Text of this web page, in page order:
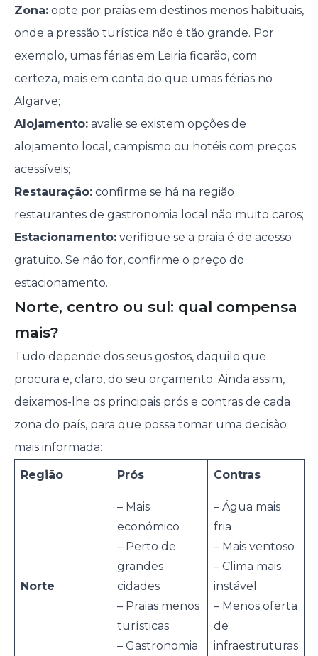
Zona:opte por praias em destinos menos habituais,
onde a pressão turística não é tão grande. Por
exemplo, umas férias em Leiria ficarão, com
certeza, mais em conta do que umas férias no
Algarve;
Alojamento:avalie se existem opções de
alojamento local, campismo ou hotéis com preços
acessíveis;
Restauração:confirme se há na região
restaurantes de gastronomia local não muito caros;
Estacionamento:verifique se a praia é de acesso
gratuito. Se não for, confirme o preço do
estacionamento.
Norte, centro ou sul: qual compensa
mais?
Tudo depende dos seus gostos, daquilo que
procura e, claro, do seu orçamento. Ainda assim,
deixamos-lhe os principais prós e contras de cada
zona do país, para que possa tomar uma decisão
mais informada:
Região Prós Contras
Norte
– Mais
económico
– Perto de
grandes
cidades
– Praias menos
turísticas
– Gastronomia
– Água mais
fria
– Mais ventoso
– Clima mais
instável
– Menos oferta
de
infraestruturas